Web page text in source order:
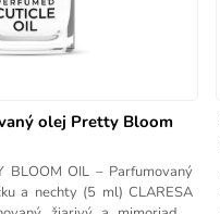
olej Pretty Bloom
BLOOM OIL – Parfumovaný
a nechty (5 ml) CLARESA